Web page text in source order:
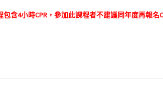
包含4小時CPR，參加此課程者不建議同年度再報名